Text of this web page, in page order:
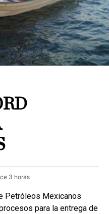
3 horas
Petróleos Mexicanos
para la entrega de